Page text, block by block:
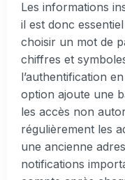
Les informations
il est donc
choisir un mot de
chiffres et
l’authentification
option ajoute une
les accès non
régulièrement les
une ancienne
notifications